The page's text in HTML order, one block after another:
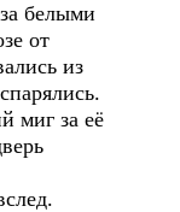
белыми
от
из
за её